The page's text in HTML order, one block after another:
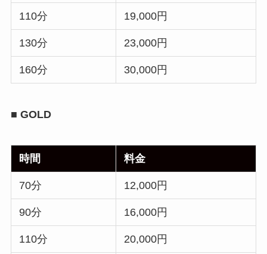
110分 19,000円
130分 23,000円
160分 30,000円
■ GOLD
時間 料金
70分 12,000円
90分 16,000円
110分 20,000円